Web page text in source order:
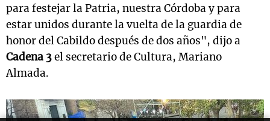
para festejar la Patria, nuestra Córdoba y para
estar unidos durante la vuelta de la guardia de
honor del Cabildo después de dos años", dijo a
Cadena 3el secretario de Cultura, Mariano
Almada.